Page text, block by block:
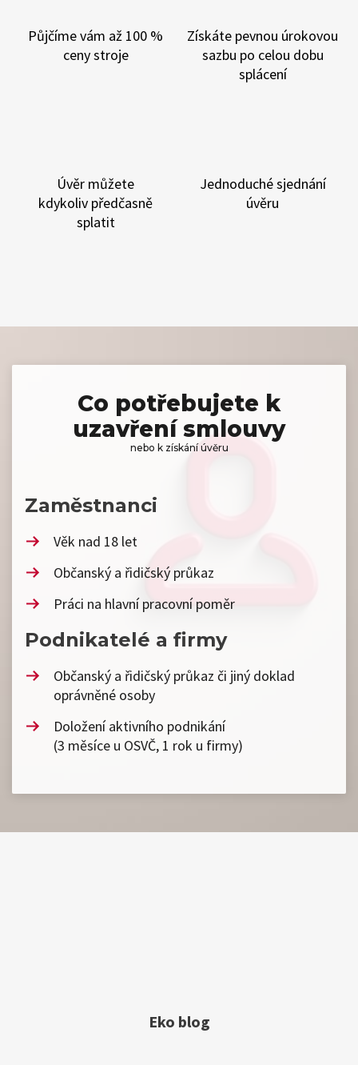
Půjčíme vám až 100 %
ceny stroje
Získáte pevnou úrokovou
sazbu po celou dobu
splácení
Úvěr můžete
kdykoliv předčasně
splatit
Jednoduché sjednání
úvěru
Co potřebujete k
uzavření smlouvy
nebo k získání úvěru
Zaměstnanci
Věk nad 18 let
Občanský a řidičský průkaz
Práci na hlavní pracovní poměr
Podnikatelé a firmy
Občanský a řidičský průkaz či jiný doklad
oprávněné osoby
Doložení aktivního podnikání
(3 měsíce u OSVČ, 1 rok u firmy)
Eko blog